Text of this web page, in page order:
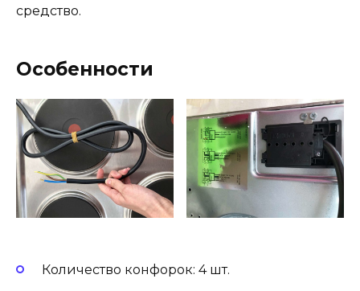
средство.
Особенности
Количество конфорок: 4 шт.